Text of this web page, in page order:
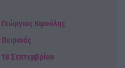
Γεώργιος Κιμούλης
Πειραιάς
18 Σεπτεμβρίου